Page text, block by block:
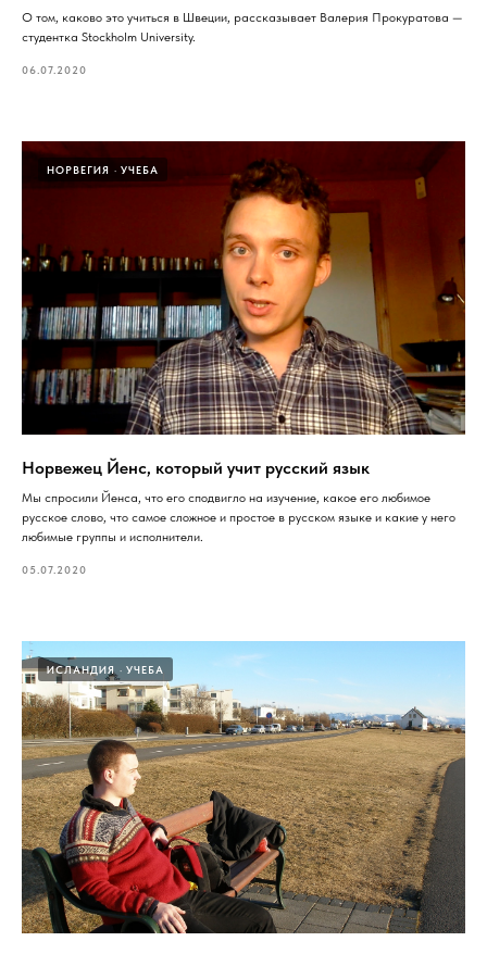
О том, каково это учиться в Швеции, рассказывает Валерия Прокуратова —
студентка Stockholm University.
06.07.2020
НОРВЕГИЯ УЧЕБА
Норвежец Йенс, который учит русский язык
Мы спросили Йенса, что его сподвигло на изучение, какое его любимое
русское слово, что самое сложное и простое в русском языке и какие у него
любимые группы и исполнители.
05.07.2020
ИСЛАНДИЯ УЧЕБА